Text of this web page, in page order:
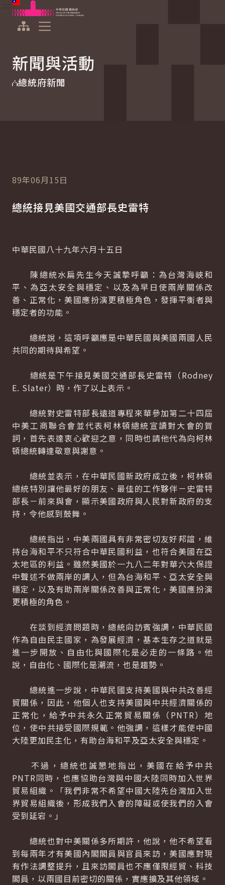
跳到主要內容
中華民國總統府
新聞與活動
總統府新聞
89年06月15日
總統接見美國交通部長史雷特
中華民國八十九年六月十五日
陳總統水扁先生今天誠摯呼籲：為台灣海峽和
平、為亞太安全與穩定、以及為早日使兩岸關係改
善、正常化，美國應扮演更積極角色，發揮平衡者與
穩定者的功能。
總統說，這項呼籲應是中華民國與美國兩國人民
共同的期待與希望。
總統是下午接見美國交通部長史雷特（Rodney
E. Slater）時，作了以上表示。
總統對史雷特部長遠道專程來華參加第二十四屆
中美工商聯合會並代表柯林頓總統宣讀對大會的賀
詞，首先表達衷心歡迎之意，同時也請他代為向柯林
頓總統轉達敬意與謝意。
總統並表示，在中華民國新政府成立後，柯林頓
總統特別讓他最好的朋友、最佳的工作夥伴－史雷特
部長－前來與會，顯示美國政府與人民對新政府的支
持，令他感到鼓舞。
總統指出，中美兩國具有非常密切友好邦誼，維
持台海和平不只符合中華民國利益，也符合美國在亞
太地區的利益。雖然美國於一九八二年對華六大保證
中聲述不做兩岸的調人，但為台海和平、亞太安全與
穩定，以及有助兩岸關係改善與正常化，美國應扮演
更積極的角色。
在談到經濟問題時，總統向訪賓強調，中華民國
作為自由民主國家，為發展經濟，基本生存之道就是
進一步開放、自由化與國際化是必走的一條路。他
說，自由化、國際化是潮流，也是趨勢。
總統進一步說，中華民國支持美國與中共改善經
貿關係，因此，他個人也支持美國與中共經濟關係的
正常化，給予中共永久正常貿易關係（PNTR）地
位，使中共接受國際規範。他強調，這樣才能使中國
大陸更加民主化，有助台海和平及亞太安全與穩定。
不過，總統也誠懇地指出，美國在給予中共
PNTR同時，也應協助台灣與中國大陸同時加入世界
貿易組織。「我們非常不希望中國大陸先台灣加入世
界貿易組織後，形成我們入會的障礙或使我們的入會
受到延宕。」
總統也對中美關係多所期許，他說，他不希望看
到每兩年才有美國內閣閣員與官員來訪，美國應對現
有作法調整提升，且來訪閣員也不應僅限經貿、科技
閣員，以兩國目前密切的關係，實應擴及其他領域。